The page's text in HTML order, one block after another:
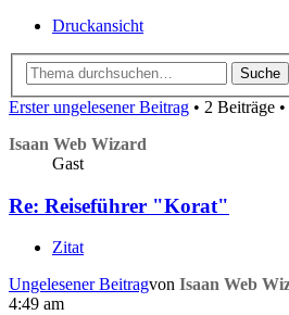
Druckansicht
Suche
Erster ungelesener Beitrag • 2 Beiträge
Isaan Web Wizard
Gast
Re: Reiseführer "Korat"
Zitat
Ungelesener Beitragvon Isaan Web
4:49 am